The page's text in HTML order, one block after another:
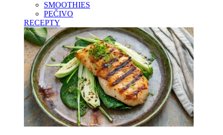
SMOOTHIES
PEČIVO
RECEPTY